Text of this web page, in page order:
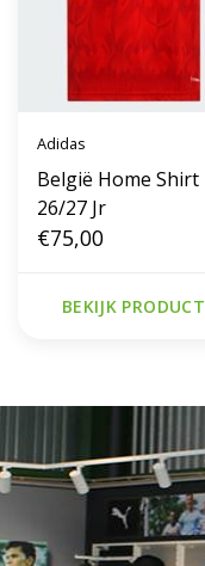
Adidas
België Home Shirt
26/27 Jr
€75,00
BEKIJK PRODUCT